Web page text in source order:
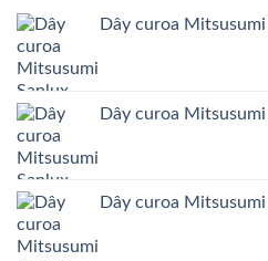
Dây curoa
Dây curoa
Dây curoa Mitsusumi